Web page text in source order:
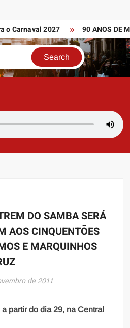
2027 90 ANOS DE
DO SAMBA SERÁ
AOS CINQUENTÕES
E MARQUINHOS
de 2011
partir do dia 29, na Central